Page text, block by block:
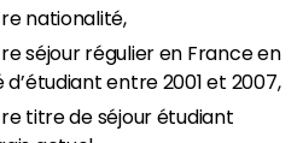
nationalité,
séjour régulier en France en
d’étudiant entre 2001 et 2007,
titre de séjour étudiant